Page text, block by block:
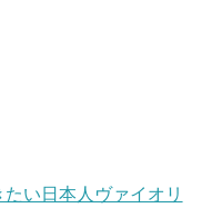
い日本人ヴァイオリ